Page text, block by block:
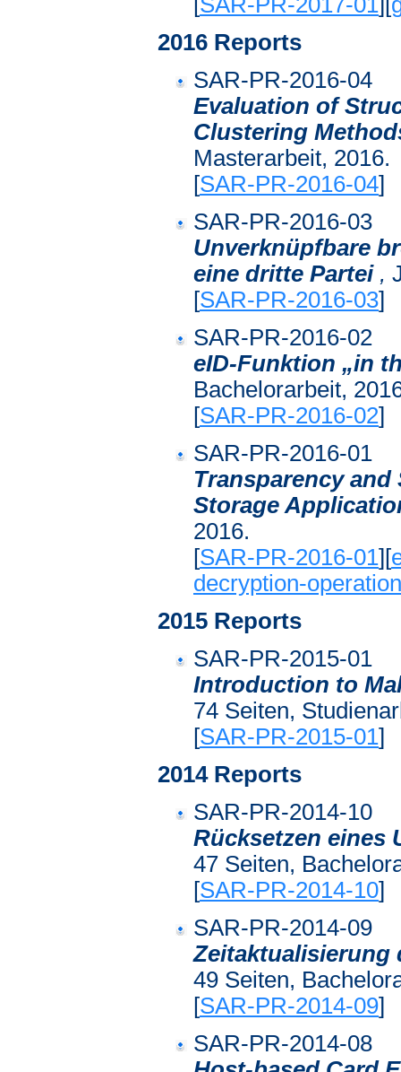
2016 Reports
SAR-PR-2016-04
Evaluation of
Clustering
Masterarbeit, 2016.
[SAR-PR-2016-04]
SAR-PR-2016-03
Unverknüpfbare
eine dritte Partei ,
[SAR-PR-2016-03]
SAR-PR-2016-02
eID-Funktion „in
Bachelorarbeit,
[SAR-PR-2016-02]
SAR-PR-2016-01
Transparency
Storage
2016.
[SAR-PR-2016-01][
decryption-
2015 Reports
SAR-PR-2015-01
Introduction to
74 Seiten,
[SAR-PR-2015-01]
2014 Reports
SAR-PR-2014-10
Rücksetzen eines
47 Seiten,
[SAR-PR-2014-10]
SAR-PR-2014-09
Zeitaktualisierung
49 Seiten,
[SAR-PR-2014-09]
SAR-PR-2014-08